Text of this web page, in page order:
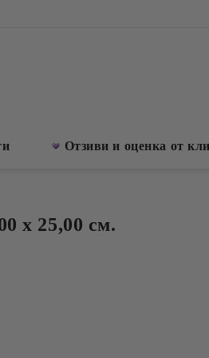
Отзиви и оценка от
х 25,00 см.